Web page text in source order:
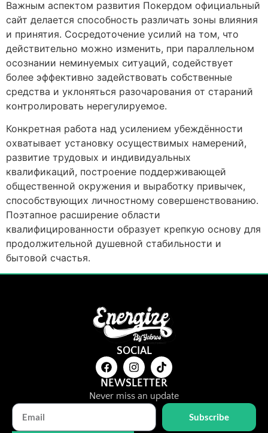
Важным аспектом развития Покердом официальный
сайт делается способность различать зоны влияния
и принятия. Сосредоточение усилий на том, что
действительно можно изменить, при параллельном
осознании неминуемых ситуаций, содействует
более эффективно задействовать собственные
средства и уклоняться разочарования от стараний
контролировать нерегулируемое.
Конкретная работа над усилением убеждённости
охватывает установку осуществимых намерений,
развитие трудовых и индивидуальных
квалификаций, построение поддерживающей
общественной окружения и выработку привычек,
способствующих личностному совершенствованию.
Поэтапное расширение области
квалифицированности образует крепкую основу для
продолжительной душевной стабильности и
бытовой счастья.
SOCIAL
NEWSLETTER
Never miss an update
Subscribe